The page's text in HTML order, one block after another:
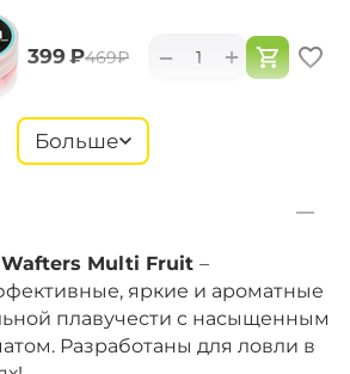
‍399‍ ₽‍469‍₽ +
−
‍399‍ ₽ ‍469‍₽ −
10 х 14 мм
Мульти Фрукт
Больше
Multi Fruit –
яркие и ароматные
плавучести c насыщенным
Разработаны для ловли в